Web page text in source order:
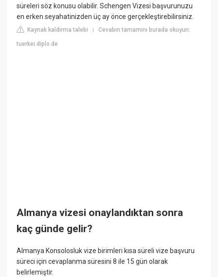
süreleri söz konusu olabilir. Schengen Vizesi başvurunuzu
en erken seyahatinizden üç ay önce gerçekleştirebilirsiniz.
Kaynak kaldırma talebi |Cevabın tamamını burada okuyun:
tuerkei.diplo.de
Almanya vizesi onaylandıktan sonra
kaç günde gelir?
Almanya Konsolosluk vize birimleri kısa süreli vize başvuru
süreci için cevaplanma süresini 8 ile 15 gün olarak
belirlemiştir.